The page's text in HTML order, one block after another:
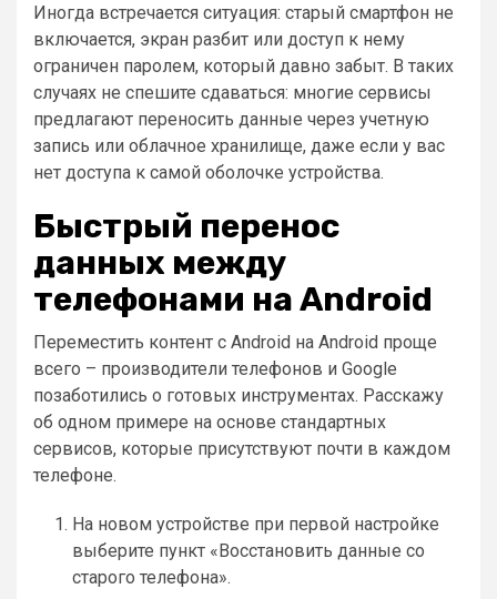
Иногда встречается ситуация: старый смартфон не
включается, экран разбит или доступ к нему
ограничен паролем, который давно забыт. В таких
случаях не спешите сдаваться: многие сервисы
предлагают переносить данные через учетную
запись или облачное хранилище, даже если у вас
нет доступа к самой оболочке устройства.
Быстрый перенос
данных между
телефонами на Android
Переместить контент с Android на Android проще
всего – производители телефонов и Google
позаботились о готовых инструментах. Расскажу
об одном примере на основе стандартных
сервисов, которые присутствуют почти в каждом
телефоне.
На новом устройстве при первой настройке
выберите пункт «Восстановить данные со
старого телефона».